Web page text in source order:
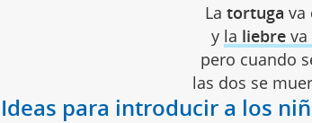
Latortuga va
y la liebre va
pero cuando
las dos se
Ideas para introducir a los